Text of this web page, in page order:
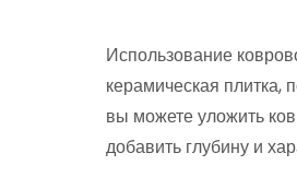
Использование
керамическая плитка,
вы можете уложить
добавить глубину и